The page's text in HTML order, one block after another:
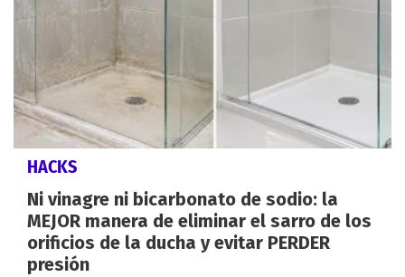
HACKS
Ni vinagre ni bicarbonato de sodio: la
MEJOR manera de eliminar el sarro de los
orificios de la ducha y evitar PERDER
presión